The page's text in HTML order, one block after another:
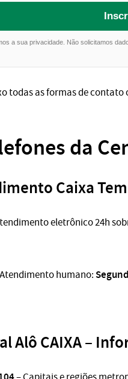
a sua privacidade. Não solicitamos
todas as formas de
da
Caixa
eletrônico 24h
Atendimento humano:
Alô CAIXA –